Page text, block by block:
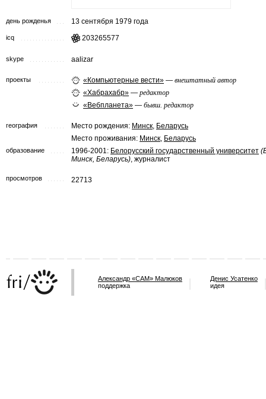
день рожденья 13 сентября 1979 года
icq 203265577
skype aalizar
проекты «Компьютерные вести» — внештатный автор
«Хабрахабр» — редактор
«Вебпланета» — бывш. редактор
география Место рождения: Минск, Беларусь
Место проживания: Минск, Беларусь
образование 1996-2001: Белорусский государственный университет
Минск, Беларусь), журналист
просмотров 22713
Александр «САМ» Малюков
поддержка
Денис Усатенко
идея